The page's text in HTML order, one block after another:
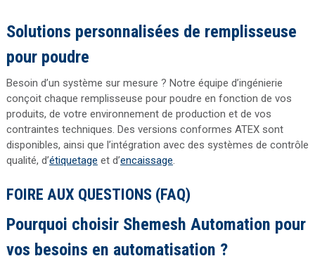
Solutions personnalisées de remplisseuse
pour poudre
Besoin d’un système sur mesure ? Notre équipe d’ingénierie
conçoit chaque remplisseuse pour poudre en fonction de vos
produits, de votre environnement de production et de vos
contraintes techniques. Des versions conformes ATEX sont
disponibles, ainsi que l’intégration avec des systèmes de contrôle
qualité, d’étiquetage et d’encaissage.
FOIRE AUX QUESTIONS (FAQ)
Pourquoi choisir Shemesh Automation pour
vos besoins en automatisation ?